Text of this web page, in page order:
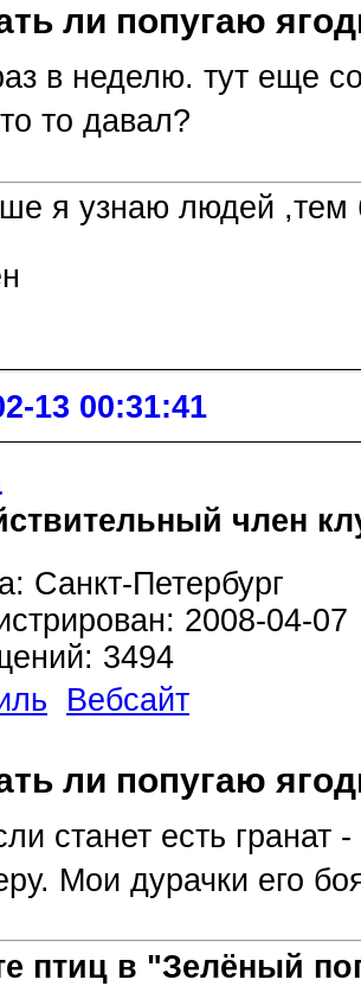
ли попугаю
в неделю. тут еще
то давал?
я узнаю людей
13 00:31:41
член
Санкт-Петербург
2008-04-07
3494
Вебсайт
ли попугаю
станет есть гранат
Мои дурачки его
птиц в "Зелёный